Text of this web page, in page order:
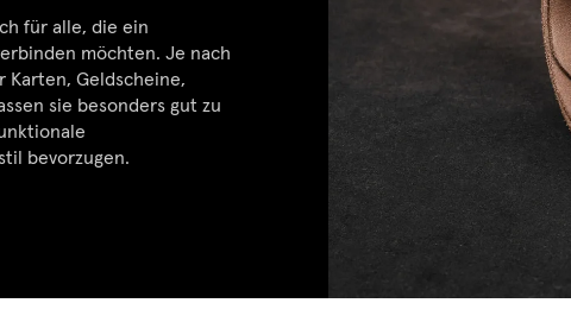
für alle, die ein
möchten. Je nach
Geldscheine,
sie besonders gut zu
bevorzugen.